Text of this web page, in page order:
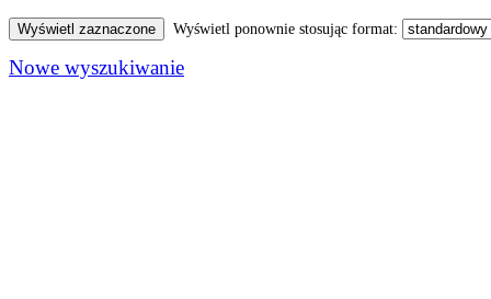
Wyświetl ponownie stosując format:
Nowe wyszukiwanie